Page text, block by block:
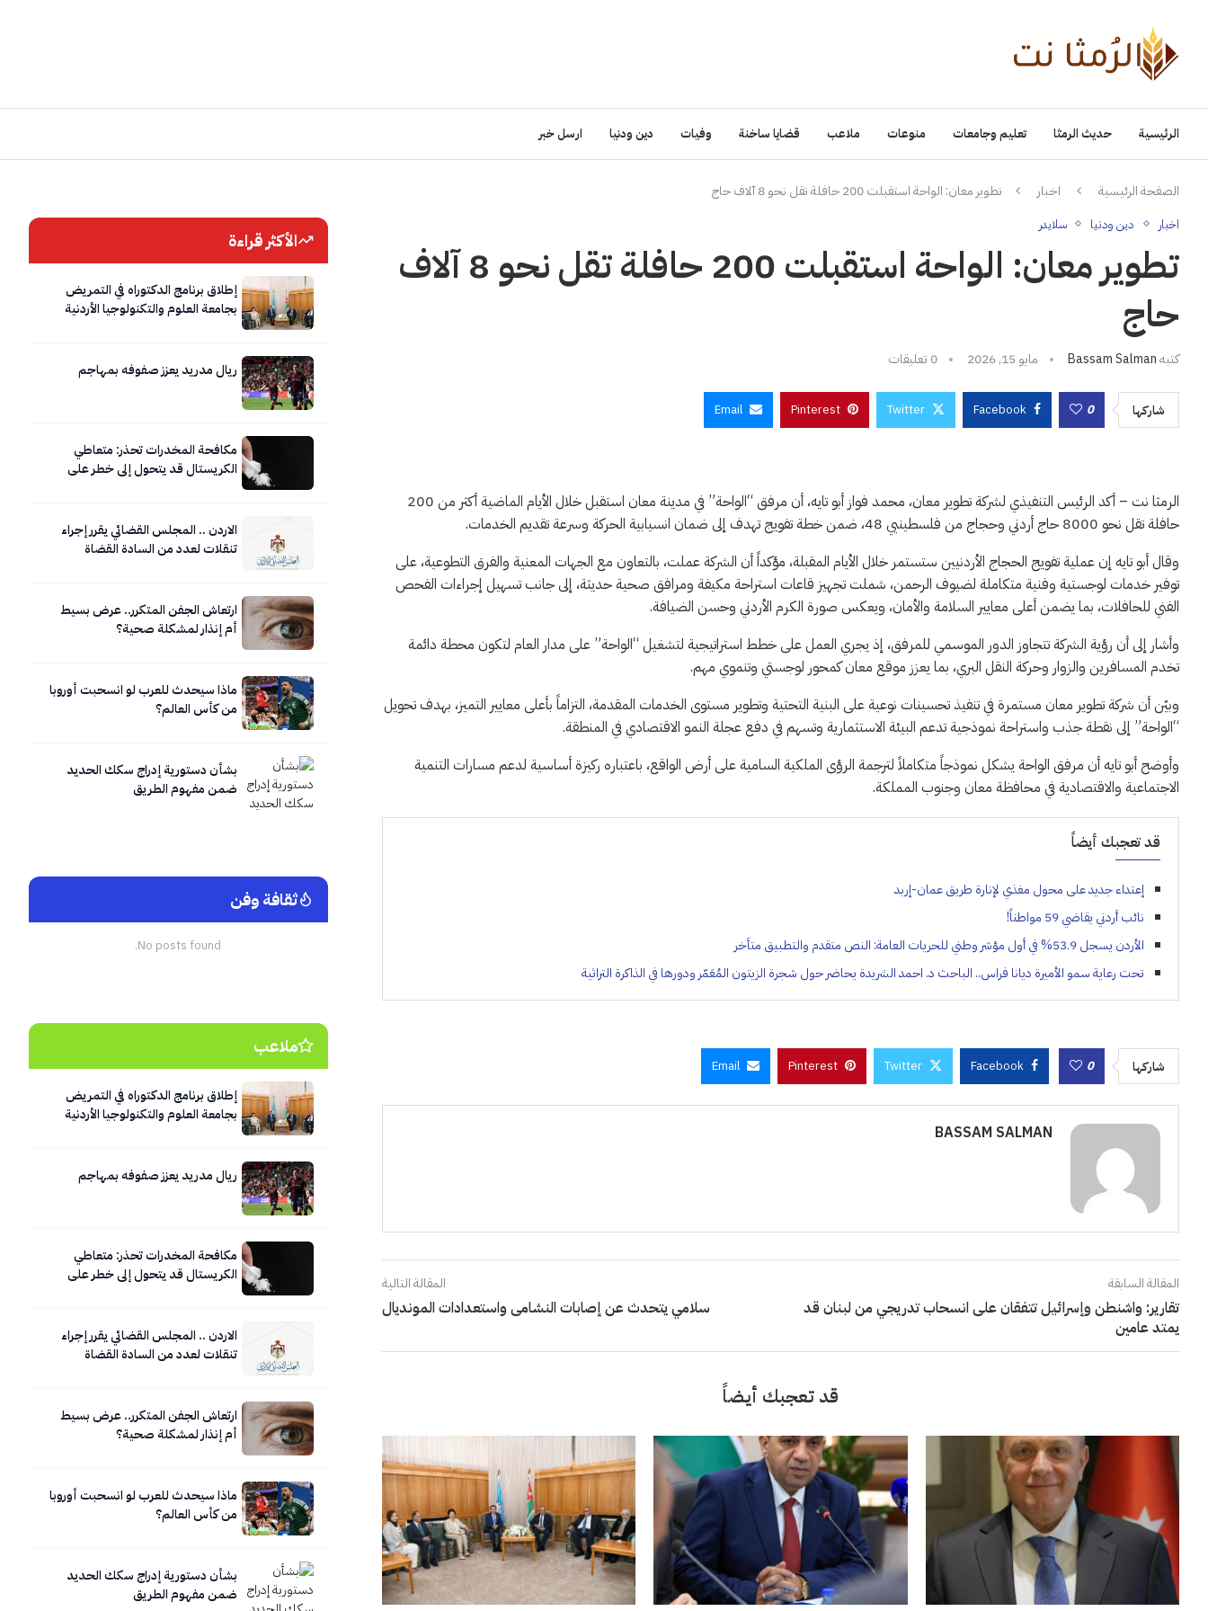
الرئيسية حديث الرمثا تعليم وجامعات منوعات ملاعب قضايا ساخنة وفيات دين ودنيا ارسل خبر
الصفحة الرئيسية اخبار تطوير معان: الواحة استقبلت 200 حافلة تقل نحو 8 آلاف حاج
اخبار دين ودنيا سلايدر
تطوير معان: الواحة استقبلت 200 حافلة تقل نحو 8 آلاف
حاج
كتبهBassam Salman مايو 15, 2026 0 تعليقات
شاركها 0
Facebook
Twitter
Pinterest
Email
الرمثا نت – أكد الرئيس التنفيذي لشركة تطوير معان، محمد فواز أبو تايه، أن مرفق “الواحة” في مدينة معان استقبل خلال الأيام الماضية أكثر من 200
حافلة تقل نحو 8000 حاج أردني وحجاج من فلسطينيي 48، ضمن خطة تفويج تهدف إلى ضمان انسيابية الحركة وسرعة تقديم الخدمات.
وقال أبو تايه إن عملية تفويج الحجاج الأردنيين ستستمر خلال الأيام المقبلة، مؤكداً أن الشركة عملت، بالتعاون مع الجهات المعنية والفرق التطوعية، على
توفير خدمات لوجستية وفنية متكاملة لضيوف الرحمن، شملت تجهيز قاعات استراحة مكيفة ومرافق صحية حديثة، إلى جانب تسهيل إجراءات الفحص
الفني للحافلات، بما يضمن أعلى معايير السلامة والأمان، ويعكس صورة الكرم الأردني وحسن الضيافة.
وأشار إلى أن رؤية الشركة تتجاوز الدور الموسمي للمرفق، إذ يجري العمل على خطط استراتيجية لتشغيل “الواحة” على مدار العام لتكون محطة دائمة
تخدم المسافرين والزوار وحركة النقل البري، بما يعزز موقع معان كمحور لوجستي وتنموي مهم.
وبيّن أن شركة تطوير معان مستمرة في تنفيذ تحسينات نوعية على البنية التحتية وتطوير مستوى الخدمات المقدمة، التزاماً بأعلى معايير التميز، بهدف تحويل
“الواحة” إلى نقطة جذب واستراحة نموذجية تدعم البيئة الاستثمارية وتسهم في دفع عجلة النمو الاقتصادي في المنطقة.
وأوضح أبو تايه أن مرفق الواحة يشكل نموذجاً متكاملاً لترجمة الرؤى الملكية السامية على أرض الواقع، باعتباره ركيزة أساسية لدعم مسارات التنمية
الاجتماعية والاقتصادية في محافظة معان وجنوب المملكة.
قد تعجبك أيضاً
إعتداء جديد على محول مغذي لإنارة طريق عمان-إربد
نائب أردني يقاضي 59 مواطناً!
الأردن يسجل 53.9% في أول مؤشر وطني للحريات العامة: النص متقدم والتطبيق متأخر
تحت رعاية سمو الأميرة ديانا فراس.. الباحث د. احمد الشريدة يحاضر حول شجرة الزيتون المُعَمّر ودورها في الذاكرة التراثية
شاركها 0
Facebook
Twitter
Pinterest
Email
BASSAM SALMAN
المقالة السابقة
تقارير: واشنطن وإسرائيل تتفقان على انسحاب تدريجي من لبنان قد
يمتد عامين
المقالة التالية
سلامي يتحدث عن إصابات النشامى واستعدادات المونديال
قد تعجبك أيضاً
الأكثر قراءة
إطلاق برنامج الدكتوراه في التمريض
بجامعة العلوم والتكنولوجيا الأردنية
ريال مدريد يعزز صفوفه بمهاجم
مكافحة المخدرات تحذر: متعاطي
الكريستال قد يتحول إلى خطر على
الاردن .. المجلس القضائي يقرر إجراء
تنقلات لعدد من السادة القضاة
ارتعاش الجفن المتكرر.. عرض بسيط
أم إنذار لمشكلة صحية؟
ماذا سيحدث للعرب لو انسحبت أوروبا
من كأس العالم؟
بشأن دستورية إدراج سكك الحديد
ضمن مفهوم الطريق
ثقافة وفن
No posts found.
ملاعب
إطلاق برنامج الدكتوراه في التمريض
بجامعة العلوم والتكنولوجيا الأردنية
ريال مدريد يعزز صفوفه بمهاجم
مكافحة المخدرات تحذر: متعاطي
الكريستال قد يتحول إلى خطر على
الاردن .. المجلس القضائي يقرر إجراء
تنقلات لعدد من السادة القضاة
ارتعاش الجفن المتكرر.. عرض بسيط
أم إنذار لمشكلة صحية؟
ماذا سيحدث للعرب لو انسحبت أوروبا
من كأس العالم؟
بشأن دستورية إدراج سكك الحديد
ضمن مفهوم الطريق